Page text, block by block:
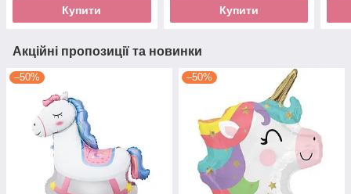
Купити Купити
Акційні пропозиції та новинки
–50% –50%